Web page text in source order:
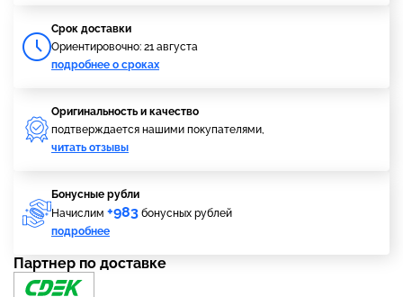
Cрок доставки
Ориентировочно: 21 августа
подробнее о сроках
Оригинальность и качество
подтверждается нашими покупателями,
читать отзывы
Бонусные рубли
Начислим +983 бонусных рублей
подробнее
Партнер по доставке